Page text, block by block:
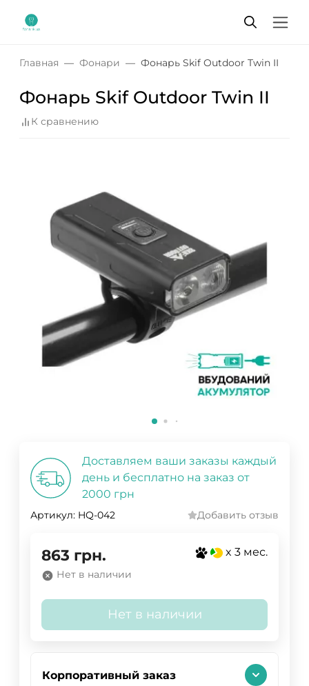
Главная Фонари Фонарь Skif Outdoor Twin II
Фонарь Skif Outdoor Twin II
К сравнению
Доставляем ваши заказы каждый
день и бесплатно на заказ от
2000 грн
Артикул: HQ-042 Добавить отзыв
863 грн. x 3 мес.
Нет в наличии
Нет в наличии
Корпоративный заказ